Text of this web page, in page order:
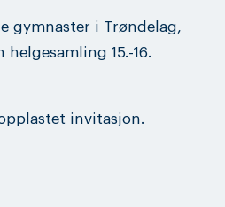
gymnaster i Trøndelag,
15.-16.
invitasjon.